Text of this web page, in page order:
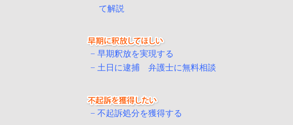
て解説
早期釈放を実現する
土日に逮捕 弁護士に無料相談
不起訴処分を獲得する